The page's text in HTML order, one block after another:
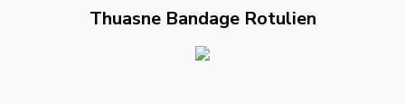
Thuasne Bandage Rotulien